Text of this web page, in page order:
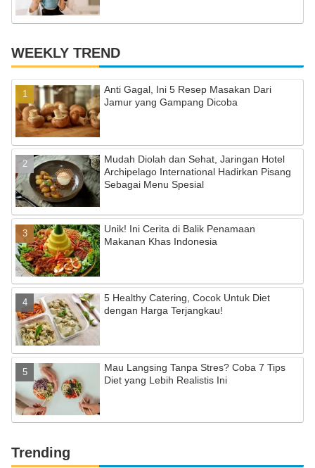
WEEKLY TREND
Anti Gagal, Ini 5 Resep Masakan Dari
Jamur yang Gampang Dicoba
Mudah Diolah dan Sehat, Jaringan Hotel
Archipelago International Hadirkan Pisang
Sebagai Menu Spesial
Unik! Ini Cerita di Balik Penamaan
Makanan Khas Indonesia
5 Healthy Catering, Cocok Untuk Diet
dengan Harga Terjangkau!
Mau Langsing Tanpa Stres? Coba 7 Tips
Diet yang Lebih Realistis Ini
Trending